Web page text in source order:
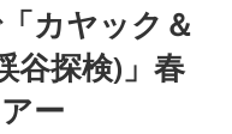
カヤック＆
谷探検)」春
ー